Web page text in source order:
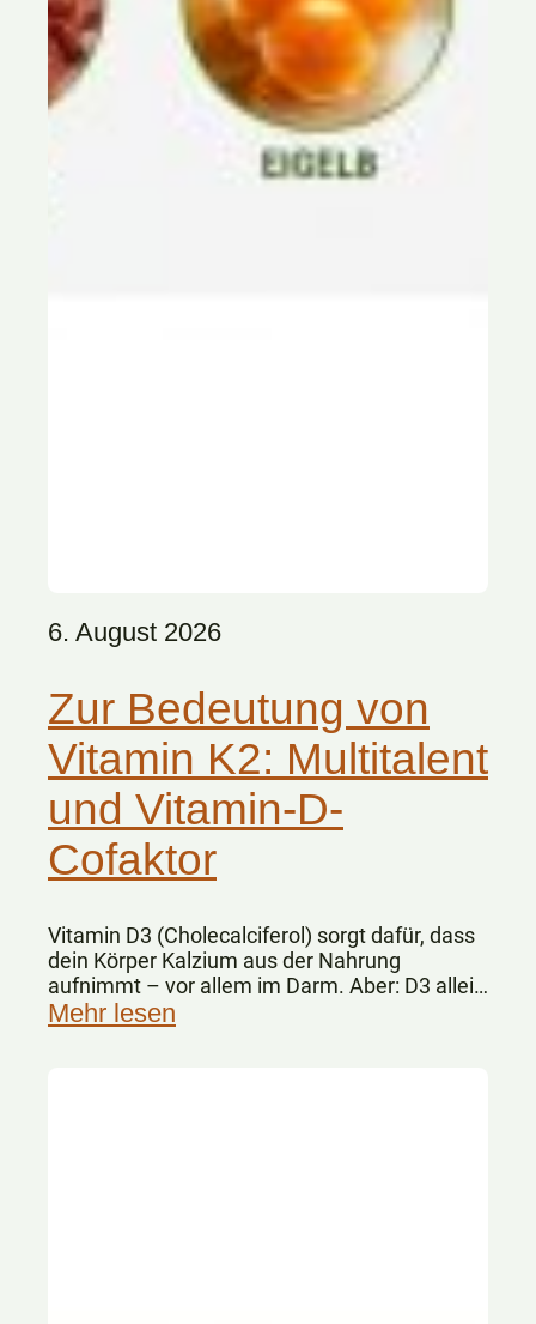
6. August 2026
Zur Bedeutung von
Vitamin K2: Multitalent
und Vitamin-D-
Cofaktor
Vitamin D3 (Cholecalciferol) sorgt dafür, dass
dein Körper Kalzium aus der Nahrung
aufnimmt – vor allem im Darm. Aber: D3 allein
„weiß“ nicht, wohin das Kalzium im Körper
Mehr lesen